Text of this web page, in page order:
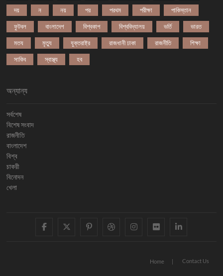
দয় ন নয় পর পরথম পরীক্ষা পাকিস্তান
ফুটবল বাংলাদেশ বিশ্বকাপ বিশ্ববিদ্যালয় ভর্তি ভারত
মতয মৃত্যু যুক্তরাষ্ট্র রাজধানী ঢাকা রাজনীতি শিক্ষা
সাকিব স্বাস্থ্য হব
অন্যান্য
সর্বশেষ
বিশেষ সংবাদ
রাজনীতি
বাংলাদেশ
বিশ্ব
চাকরী
বিনোদন
খেলা
facebooktwitter
pinterest
dribbbleinstagram
flickr
Home Contact Us